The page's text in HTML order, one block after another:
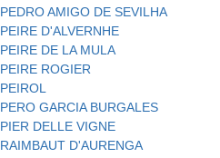
PEDRO AMIGO DE SEVILHA
PEIRE D'ALVERNHE
PEIRE DE LA MULA
PEIRE ROGIER
PEIROL
PERO GARCIA BURGALES
PIER DELLE VIGNE
RAIMBAUT D'AURENGA